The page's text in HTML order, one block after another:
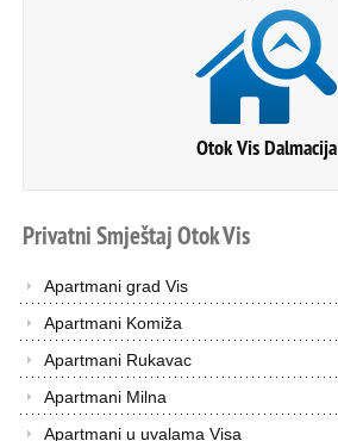
Otok Vis Dalmacija
PrivatniSmještajOtokVis
Apartmani grad Vis
Apartmani Komiža
Apartmani Rukavac
Apartmani Milna
Apartmani u uvalama Visa